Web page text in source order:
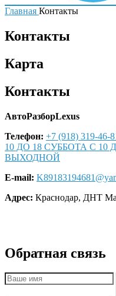
Главная Контакты
Контакты
Карта
Контакты
АвтоРазборLexus
Телефон: +7 (918) 319-46-
10 ДО 18 СУББОТА С 10
ВЫХОДНОЙ
E-mail:
Адрес: Краснодар, ДНТ
Обратная связь